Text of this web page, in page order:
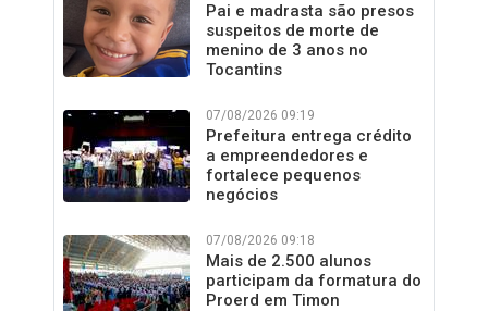
Pai e madrasta são presos
suspeitos de morte de
menino de 3 anos no
Tocantins
07/08/2026 09:19
Prefeitura entrega crédito
a empreendedores e
fortalece pequenos
negócios
07/08/2026 09:18
Mais de 2.500 alunos
participam da formatura do
Proerd em Timon